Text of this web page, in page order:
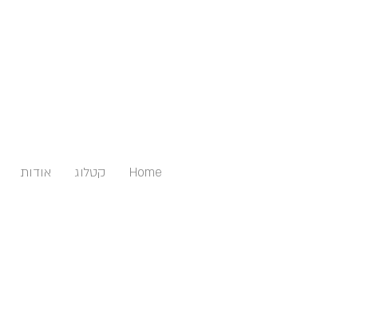
Home קטלוג אודות